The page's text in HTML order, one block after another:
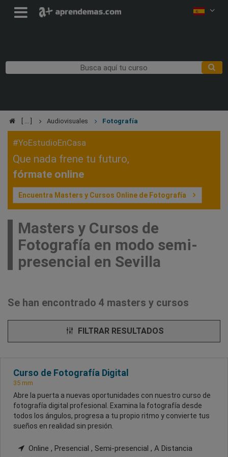
Audiovisuales Fotografía
#YoEstudioEnCasa
Que nada frene tu futuro,
fórmate online
Encuentra Masters y Cursos Online de Fotografía
Masters y Cursos de
Fotografía en modo semi-
presencial en Sevilla
Se han encontrado 4 masters y cursos
FILTRAR RESULTADOS
Curso de Fotografía Digital
35 mm
Abre la puerta a nuevas oportunidades con nuestro curso de
fotografía digital profesional. Examina la fotografía desde
todos los ángulos, progresa a tu propio ritmo y convierte tus
sueños en realidad sin presión.
Online , Presencial , Semi-presencial , A Distancia